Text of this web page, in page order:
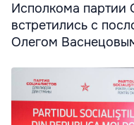
Исполкома партии
встретились с
Олегом